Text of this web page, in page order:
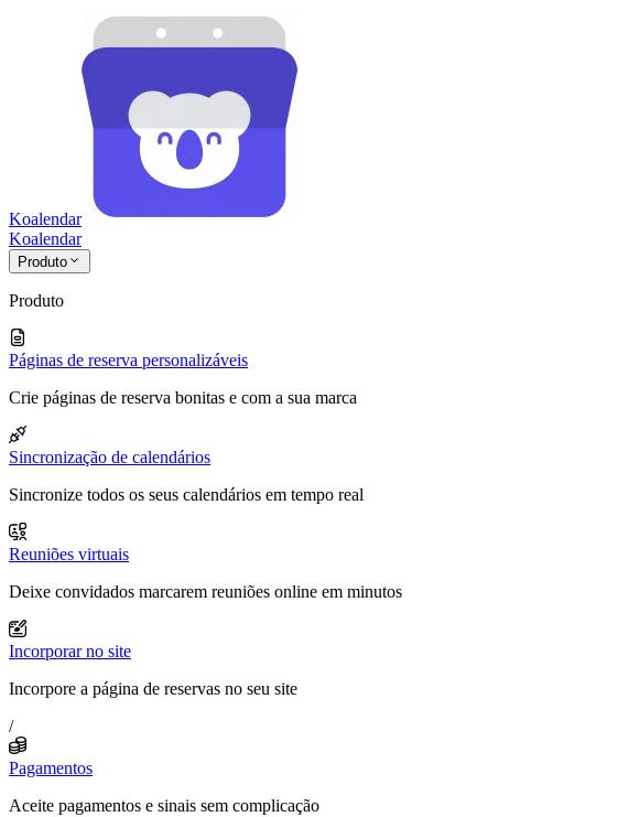
Koalendar
Koalendar
Produto
Produto
Páginas de reserva personalizáveis
Crie páginas de reserva bonitas e com a sua marca
Sincronização de calendários
Sincronize todos os seus calendários em tempo real
Reuniões virtuais
Deixe convidados marcarem reuniões online em minutos
Incorporar no site
Incorpore a página de reservas no seu site
/
Pagamentos
Aceite pagamentos e sinais sem complicação